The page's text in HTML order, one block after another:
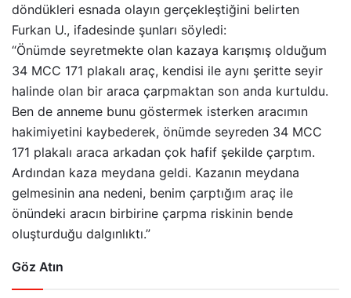
döndükleri esnada olayın gerçekleştiğini belirten
Furkan U., ifadesinde şunları söyledi:
“Önümde seyretmekte olan kazaya karışmış olduğum
34 MCC 171 plakalı araç, kendisi ile aynı şeritte seyir
halinde olan bir araca çarpmaktan son anda kurtuldu.
Ben de anneme bunu göstermek isterken aracımın
hakimiyetini kaybederek, önümde seyreden 34 MCC
171 plakalı araca arkadan çok hafif şekilde çarptım.
Ardından kaza meydana geldi. Kazanın meydana
gelmesinin ana nedeni, benim çarptığım araç ile
önündeki aracın birbirine çarpma riskinin bende
oluşturduğu dalgınlıktı.”
Göz Atın